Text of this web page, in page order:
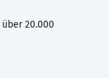
20.000